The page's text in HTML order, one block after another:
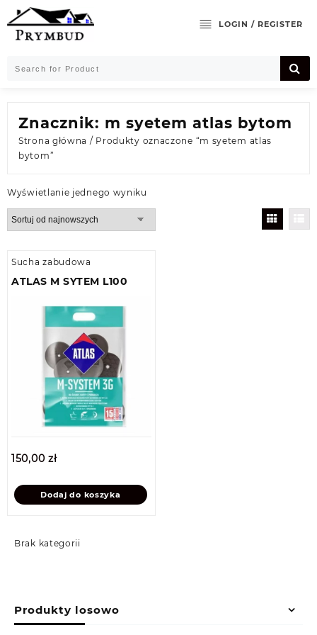
Skip
to
content
LOGIN / REGISTER
Brak kategorii
Znacznik: m syetem atlas bytom
Strona główna / Produkty oznaczone “m syetem atlas
bytom”
Wyświetlanie jednego wyniku
Sucha zabudowa
ATLAS M SYTEM L100
150,00 zł
Dodaj do koszyka
Produkty losowo